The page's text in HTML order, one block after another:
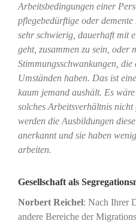
Arbeitsbedingungen einer
pflegebedürftige oder
sehr schwierig, dauerhaft mit
geht, zusammen zu sein, oder
Stimmungsschwankungen, die
Umständen haben. Das ist
kaum jemand aushält. Es
solches Arbeitsverhältnis
werden die Ausbildungen
anerkannt und sie haben
arbeiten.
Gesellschaft als
Norbert Reichel: Nach Ihrer
andere Bereiche der